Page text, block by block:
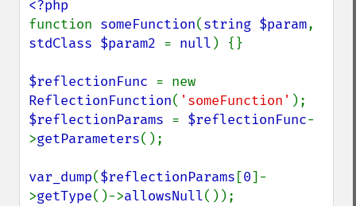
function someFunction(string $param
stdClass $param2 = null ) {}
$reflectionFunc
ReflectionFunction( 'someFunction'
$reflectionParams = $reflectionFunc-
>getParameters();
var_dump($reflectionParams [0]-
>getType()->allowsNull